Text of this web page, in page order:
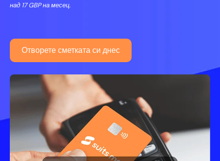
над 17 GBP на месец.
Отворете сметката си днес